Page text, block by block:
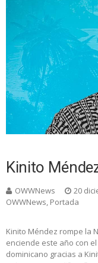
Kinito
OWWNews 20
OWWNews, Portada
Kinito Méndez rompe la
enciende este año con
dominicano gracias a